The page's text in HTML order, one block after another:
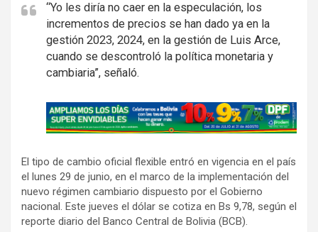
“Yo les diría no caer en la especulación, los
incrementos de precios se han dado ya en la
gestión 2023, 2024, en la gestión de Luis Arce,
cuando se descontroló la política monetaria y
cambiaria”, señaló.
A
d
e
r
t
i
El tipo de cambio oficial flexible entró en vigencia en el país
el lunes 29 de junio, en el marco de la implementación del
nuevo régimen cambiario dispuesto por el Gobierno
nacional. Este jueves el dólar se cotiza en Bs 9,78, según el
reporte diario del Banco Central de Bolivia (BCB).